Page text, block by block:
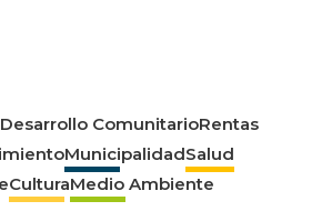
Desarrollo ComunitarioRentas
MunicipalidadSalud
CulturaMedio Ambiente